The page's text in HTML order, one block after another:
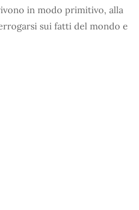
in modo primitivo, alla
sui fatti del mondo e